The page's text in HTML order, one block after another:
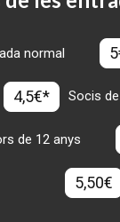
normal
4,5€* Socis
de 12 anys
5,50€